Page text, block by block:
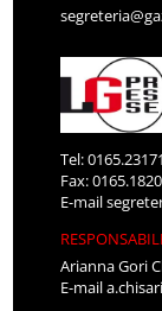
Tel:
Fax:
E-mail
Arianna Gori
E-mail